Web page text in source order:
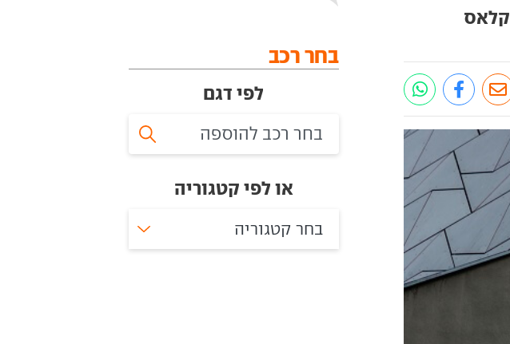
יבואנית מרצדס בישראל החלה בשיווק גרסת הסדאן ל-A קלאס
בחר רכב
לפי דגם
או לפי קטגוריה
בחר קטגוריה